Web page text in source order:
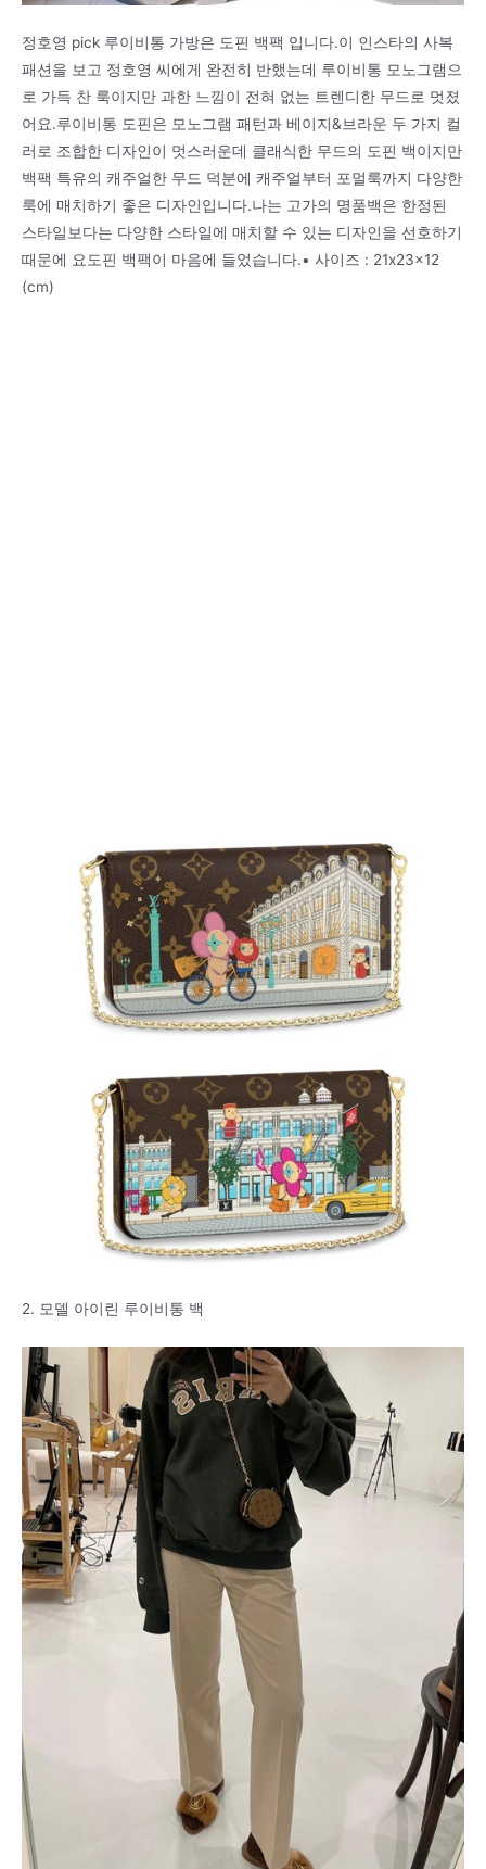
정호영 pick 루이비통 가방은 도핀 백팩 입니다.이 인스타의 사복
패션을 보고 정호영 씨에게 완전히 반했는데 루이비통 모노그램으
로 가득 찬 룩이지만 과한 느낌이 전혀 없는 트렌디한 무드로 멋졌
어요.루이비통 도핀은 모노그램 패턴과 베이지&브라운 두 가지 컬
러로 조합한 디자인이 멋스러운데 클래식한 무드의 도핀 백이지만
백팩 특유의 캐주얼한 무드 덕분에 캐주얼부터 포멀룩까지 다양한
룩에 매치하기 좋은 디자인입니다.나는 고가의 명품백은 한정된
스타일보다는 다양한 스타일에 매치할 수 있는 디자인을 선호하기
때문에 요도핀 백팩이 마음에 들었습니다.• 사이즈 : 21x23x12
(cm)
2. 모델 아이린 루이비통 백